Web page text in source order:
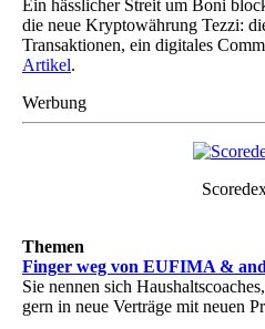
Ein hässlicher Streit um Boni
die neue Kryptowährung Tezzi:
Transaktionen, ein digitales
Artikel.
Werbung
Themen
Finger weg von EUFIMA &
Sie nennen sich
gern in neue Verträge mit neuen